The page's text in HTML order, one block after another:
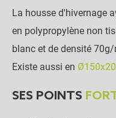
La housse d'hivernage
en polypropylène non
blanc et de densité 70g/
Existe aussi en
SES POINTS